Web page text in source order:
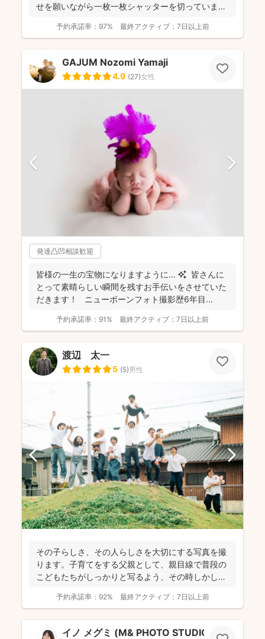
せを願いながら一枚一枚シャッターを切っています
予約承諾率： 97% 最終アクティブ： 7日以上前
GAJUM Nozomi Yamaji
4.9 (27)女性
発達凸凹相談歓迎
皆様の一生の宝物になりますように... ✨ 皆さんに
とって素晴らしい瞬間を残すお手伝いをさせていた
だきます！ ニューボーンフォト撮影歴6年目...
予約承諾率： 91% 最終アクティブ： 7日以上前
渡辺 太一
5 (5)男性
その子らしさ、その人らしさを大切にする写真を撮
ります。子育てをする父親として、親目線で普段の
こどもたちがしっかりと写るよう、その時しかしな
予約承諾率： 92% 最終アクティブ： 7日以上前
イノ メグミ (M& PHOTO STUDIO）